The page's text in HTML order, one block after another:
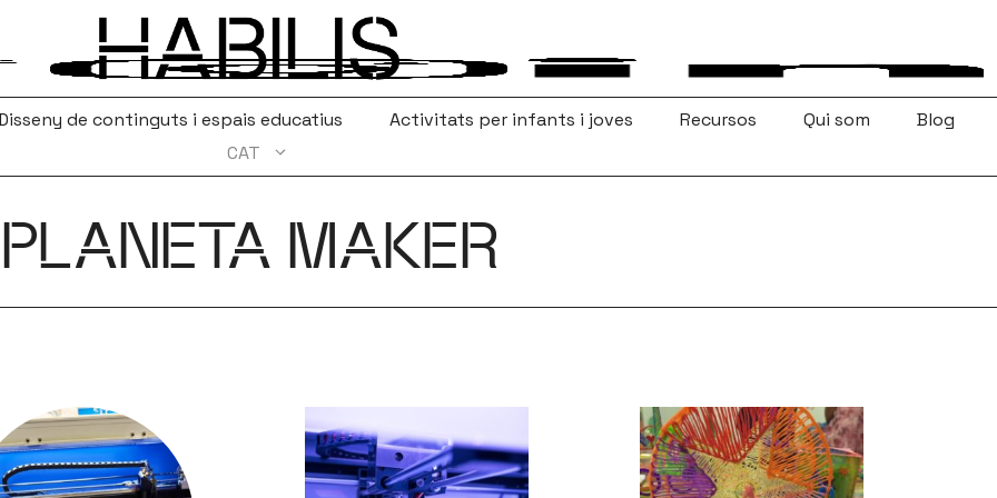
de continguts i espais educatius Activitats per infants i joves Recursos Qui som
Blog
CAT
PLANETA MAKER